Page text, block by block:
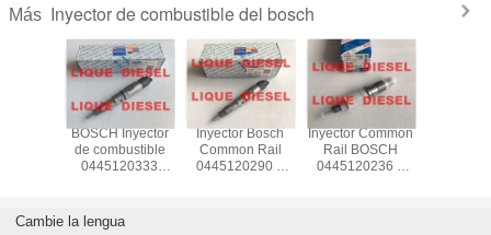
Más Inyector de combustible del bosch
120
BOSCH Inyector
de combustible
0445120333
1112100A-A38
Inyector Bosch
Common Rail
0445120290 0
Inyector Common
Rail BOSCH
0445120236 0
Cambie la lengua